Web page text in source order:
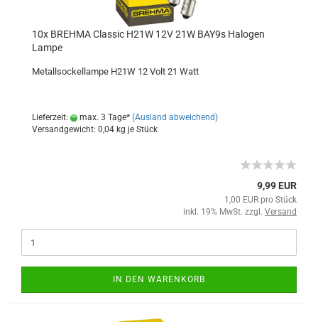
10x BREHMA Classic H21W 12V 21W BAY9s Halogen
Lampe
Metallsockellampe H21W 12 Volt 21 Watt
Lieferzeit: max. 3 Tage* (Ausland abweichend)
Versandgewicht: 0,04 kg je Stück
9,99 EUR
1,00 EUR pro Stück
inkl. 19% MwSt. zzgl. Versand
IN DEN WARENKORB